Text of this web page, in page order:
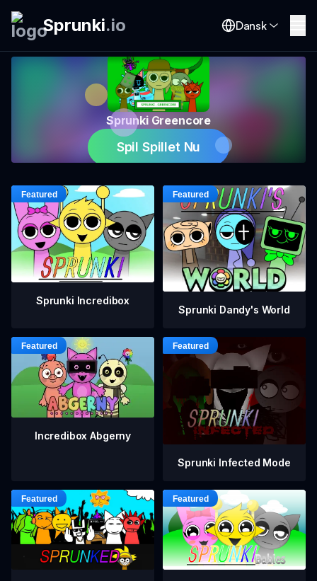
Sprunki.io Dansk
Sprunki Greencore
Spil Spillet Nu
Sprunki Incredibox
Sprunki Dandy's World
Incredibox Abgerny
Sprunki Infected Mode